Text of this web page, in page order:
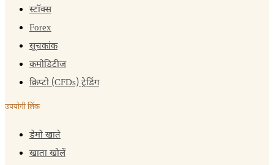
स्टॉक्स
Forex
सूचकांक
कमोडिटीज
क्रिप्टो (CFDs) ट्रेडिंग
उपयोगी लिंक
डेमो खाते
खाता खोलें